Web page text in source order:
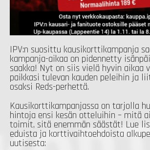
IPV:n suosittu kausikorttikampanja
kampanja-aikaa on pidennetty
saakka! Nyt on siis vielä hyvin aikaa
paikkasi tulevan kauden peleihin ja
osaksi Reds-perhettä.
Kausikorttikampanjassa on tarjolla
hintoja ensi kesän otteluihin – mitä
toimit, sitä enemmän säästät! Lue
eduista ja korttivaihtoehdoista
uutisesta: